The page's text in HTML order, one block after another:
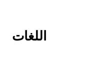
اللغات